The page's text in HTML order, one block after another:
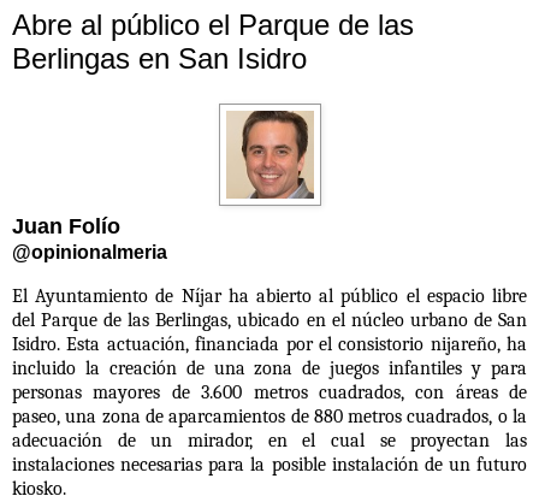
Abre al público el Parque de las
Berlingas en San Isidro
Juan Folío
@opinionalmeria
El Ayuntamiento de Níjar ha abierto al público el espacio libre
del Parque de las Berlingas, ubicado en el núcleo urbano de San
Isidro. Esta actuación, financiada por el consistorio nijareño, ha
incluido la creación de una zona de juegos infantiles y para
personas mayores de 3.600 metros cuadrados, con áreas de
paseo, una zona de aparcamientos de 880 metros cuadrados, o la
adecuación de un mirador, en el cual se proyectan las
instalaciones necesarias para la posible instalación de un futuro
kiosko.